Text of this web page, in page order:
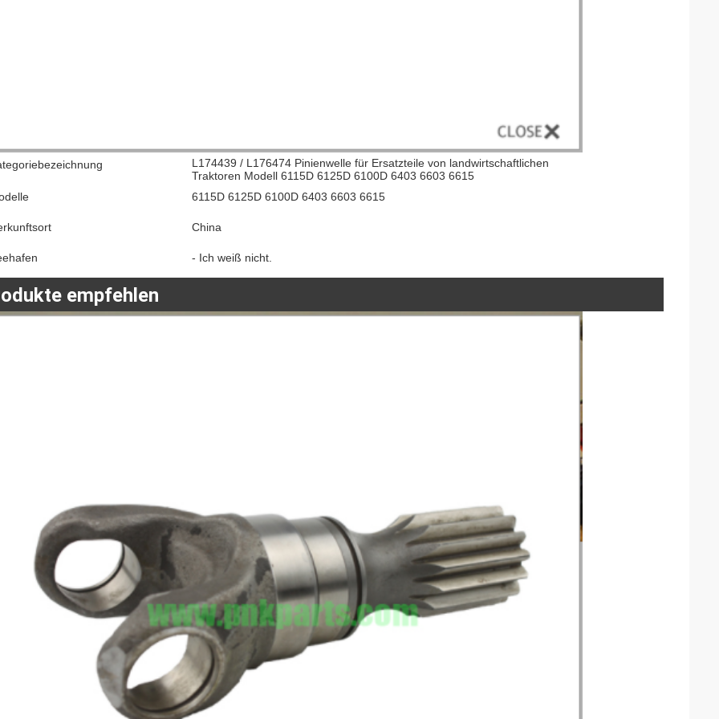
L174439 / L176474 Pinienwelle für Ersatzteile von landwirtschaftlichen
Traktoren Modell 6115D 6125D 6100D 6403 6603 6615
6115D 6125D 6100D 6403 6603 6615
China
- Ich weiß nicht.
empfehlen